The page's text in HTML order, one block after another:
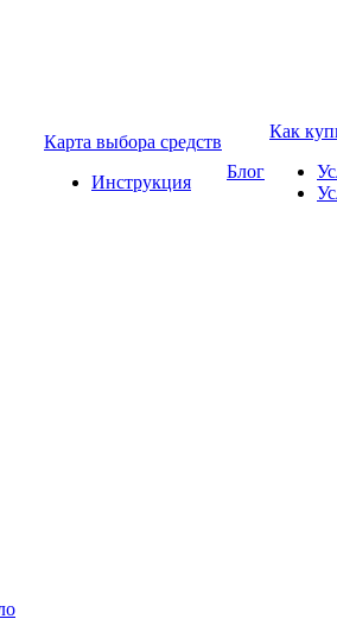
Карта выбора средств
Инструкция
Блог
Как